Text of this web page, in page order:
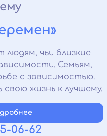
людям, чьи близкие
Семьям,
с зависимостью.
жизнь к лучшему.
06-62